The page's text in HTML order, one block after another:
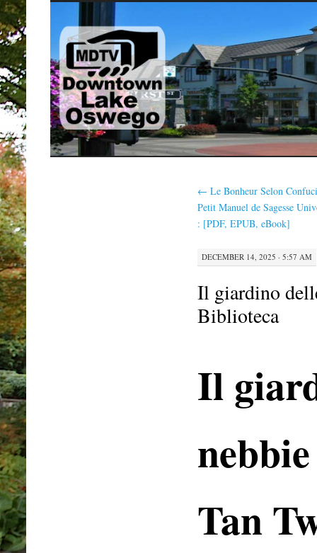
SKIP
TO
CONTENT
← Le Bonheur Selon
Petit Manuel de Sagesse
: [PDF, EPUB, eBook]
DECEMBER 14, 2025 · 5:57 AM
Il giardino
Biblioteca
Il
Tan